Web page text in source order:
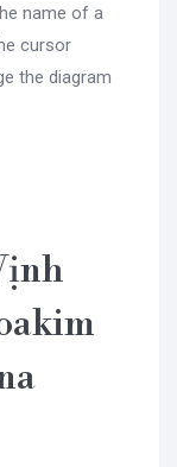
name of a
cursor
the diagram